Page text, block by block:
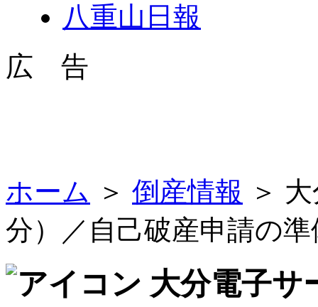
八重山日報
広 告
ホーム ＞ 倒産情報 ＞
分）／自己破産申請の
大分電子サ